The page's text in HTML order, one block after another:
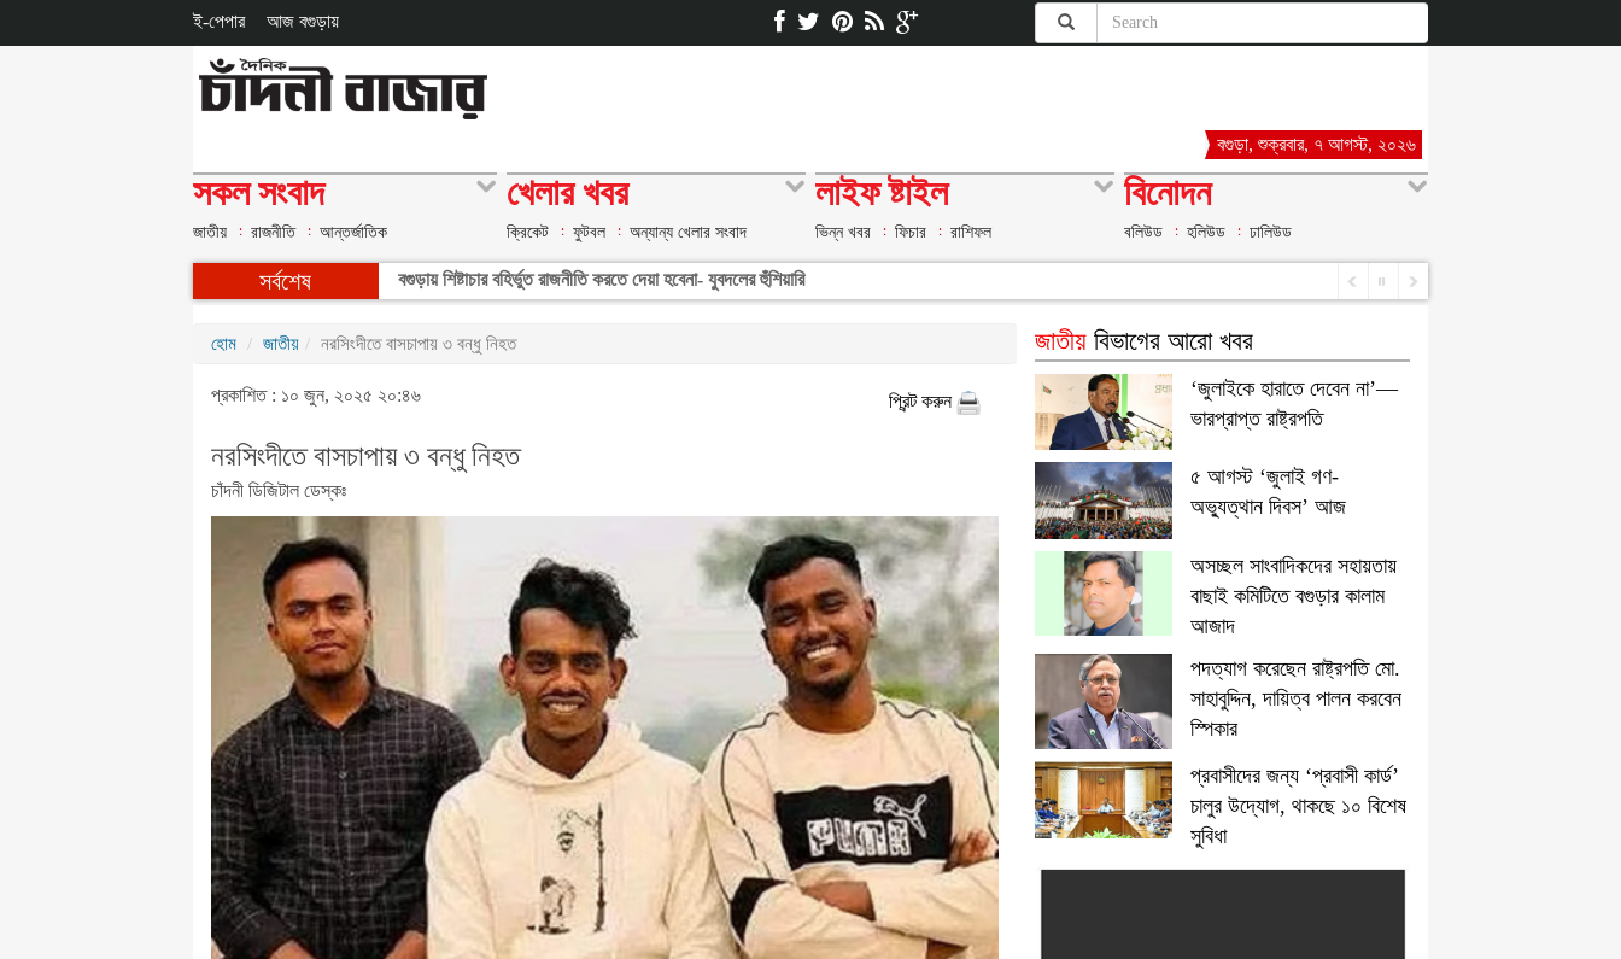
ই-পেপার আজ বগুড়ায়
বগুড়া, শুক্রবার, ৭ আগস্ট, ২০২৬
সকল সংবাদ
জাতীয় রাজনীতি আন্তর্জাতিক
খেলার খবর
ক্রিকেট ফুটবল অন্যান্য খেলার সংবাদ
লাইফ ষ্টাইল
ভিন্ন খবর ফিচার রাশিফল
বিনোদন
বলিউড হলিউড ঢালিউড
সর্বশেষ বগুড়ায় শিষ্টাচার বহির্ভুত রাজনীতি করতে দেয়া হবেনা- যুবদলের হুঁশিয়ারি
হোম জাতীয় নরসিংদীতে বাসচাপায় ৩ বন্ধু নিহত
প্রকাশিত : ১০ জুন, ২০২৫ ২০:৪৬ প্রিন্ট করুন
নরসিংদীতে বাসচাপায় ৩ বন্ধু নিহত
চাঁদনী ডিজিটাল ডেস্কঃ
জাতীয়বিভাগের আরো খবর
‘জুলাইকে হারাতে দেবেন না’—
ভারপ্রাপ্ত রাষ্ট্রপতি
৫ আগস্ট ‘জুলাই গণ-
অভ্যুত্থান দিবস’ আজ
অসচ্ছল সাংবাদিকদের সহায়তায়
বাছাই কমিটিতে বগুড়ার কালাম
আজাদ
পদত্যাগ করেছেন রাষ্ট্রপতি মো.
সাহাবুদ্দিন, দায়িত্ব পালন করবেন
স্পিকার
প্রবাসীদের জন্য ‘প্রবাসী কার্ড’
চালুর উদ্যোগ, থাকছে ১০ বিশেষ
সুবিধা